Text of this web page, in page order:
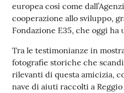
europea così come
cooperazione allo sviluppo,
Fondazione E35, che oggi ha
Tra le testimonianze in
fotografie storiche che
rilevanti di questa amicizia,
nave di aiuti raccolti a